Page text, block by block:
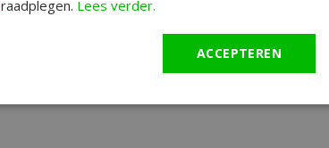
raadplegen. Lees verder.
ACCEPTEREN